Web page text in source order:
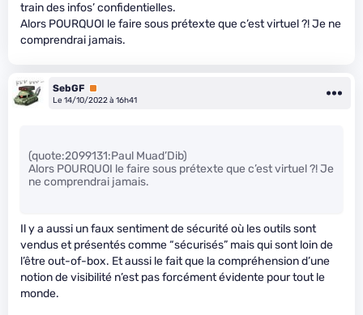
train des infos’ confidentielles.
Alors POURQUOI le faire sous prétexte que c’est virtuel ?! Je ne
comprendrai jamais.
SebGF Premium
Le 14/10/2022 à 16h41
(quote:2099131:Paul Muad’Dib)
Alors POURQUOI le faire sous prétexte que c’est virtuel ?! Je
ne comprendrai jamais.
Il y a aussi un faux sentiment de sécurité où les outils sont
vendus et présentés comme “sécurisés” mais qui sont loin de
l’être out-of-box. Et aussi le fait que la compréhension d’une
notion de visibilité n’est pas forcément évidente pour tout le
monde.